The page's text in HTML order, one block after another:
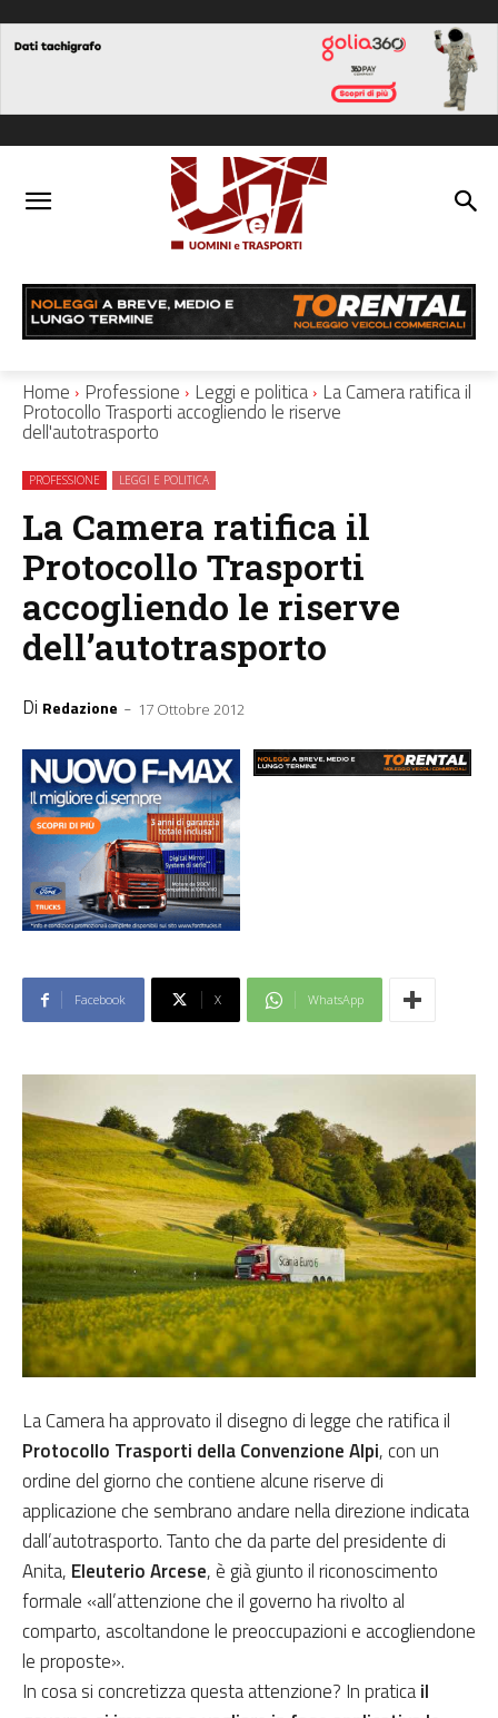
Home Professione Leggi e politica La Camera ratifica il
Protocollo Trasporti accogliendo le riserve
dell'autotrasporto
PROFESSIONE LEGGI E POLITICA
La Camera ratifica il
Protocollo Trasporti
accogliendo le riserve
dell’autotrasporto
Di Redazione - 17 Ottobre 2012
Facebook X WhatsApp
La Camera ha approvato il disegno di legge che ratifica il
Protocollo Trasporti della Convenzione Alpi, con un
ordine del giorno che contiene alcune riserve di
applicazione che sembrano andare nella direzione indicata
dall’autotrasporto. Tanto che da parte del presidente di
Anita, Eleuterio Arcese, è già giunto il riconoscimento
formale «all’attenzione che il governo ha rivolto al
comparto, ascoltandone le preoccupazioni e accogliendone
le proposte».
In cosa si concretizza questa attenzione? In praticail